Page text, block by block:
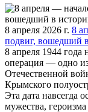
8 апреля 2026 г. 8
подвиг, вошедший
8 апреля 1944 года
операция — одно
Отечественной
Крымского
Эта дата навсегда
мужества,